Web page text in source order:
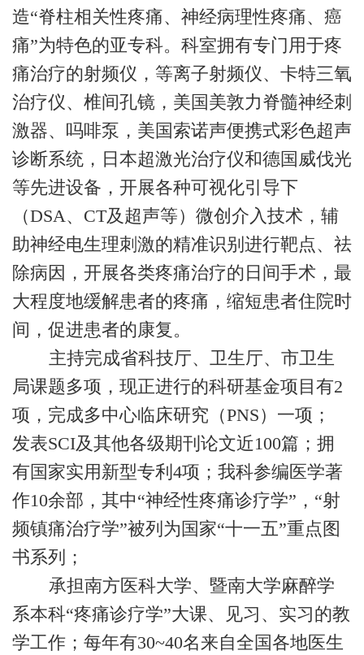
造“脊柱相关性疼痛、神经病理性疼痛、癌
痛”为特色的亚专科。科室拥有专门用于疼
痛治疗的射频仪，等离子射频仪、卡特三氧
治疗仪、椎间孔镜，美国美敦力脊髓神经刺
激器、吗啡泵，美国索诺声便携式彩色超声
诊断系统，日本超激光治疗仪和德国威伐光
等先进设备，开展各种可视化引导下
（DSA、CT及超声等）微创介入技术，辅
助神经电生理刺激的精准识别进行靶点、祛
除病因，开展各类疼痛治疗的日间手术，最
大程度地缓解患者的疼痛，缩短患者住院时
间，促进患者的康复。
主持完成省科技厅、卫生厅、市卫生
局课题多项，现正进行的科研基金项目有2
项，完成多中心临床研究（PNS）一项；
发表SCI及其他各级期刊论文近100篇；拥
有国家实用新型专利4项；我科参编医学著
作10余部，其中“神经性疼痛诊疗学”，“射
频镇痛治疗学”被列为国家“十一五”重点图
书系列；
承担南方医科大学、暨南大学麻醉学
系本科“疼痛诊疗学”大课、见习、实习的教
学工作；每年有30~40名来自全国各地医生